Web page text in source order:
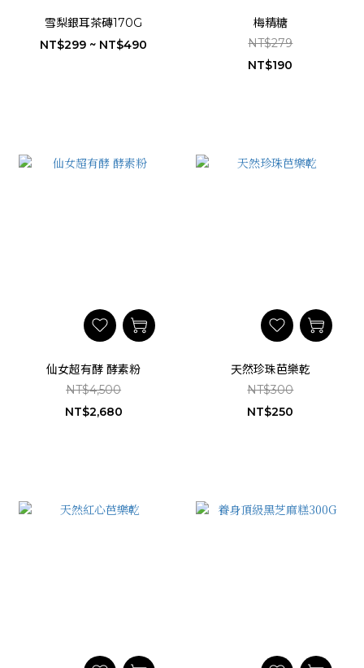
雪梨銀耳茶磚170G
NT$299 ~ NT$490
梅精糖
NT$279
NT$190
仙女超有酵 酵素粉
NT$4,500
NT$2,680
天然珍珠芭樂乾
NT$300
NT$250